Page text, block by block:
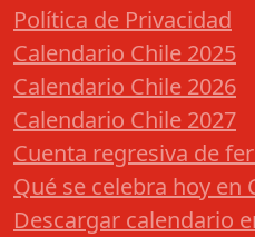
Política de Privacidad
Calendario Chile 2025
Calendario Chile 2026
Calendario Chile 2027
Cuenta regresiva de
Qué se celebra hoy en
Descargar calendario